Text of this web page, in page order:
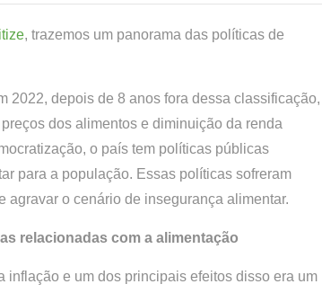
, trazemos um panorama das políticas de
2022, depois de 8 anos fora dessa classificação,
dos alimentos e diminuição da renda
o país tem políticas públicas
para a população. Essas políticas sofreram
agravar o cenário de insegurança alimentar.
relacionadas com a alimentação
e um dos principais efeitos disso era um